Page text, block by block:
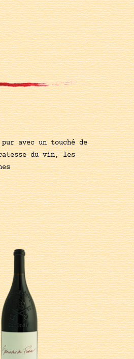
avec un touché de
du vin, les